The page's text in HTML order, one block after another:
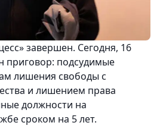
завершен. Сегодня, 16
приговор: подсудимые
лишения свободы с
и лишением права
должности на
сроком на 5 лет.